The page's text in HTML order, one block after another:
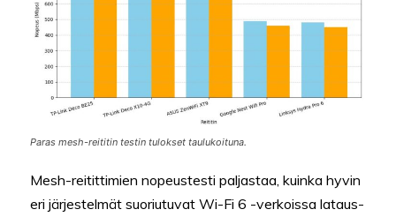
Paras mesh-reititin testin tulokset taulukoituna.
Mesh-reitittimien nopeustesti paljastaa, kuinka hyvin
eri järjestelmät suoriutuvat Wi-Fi 6 -verkoissa lataus-